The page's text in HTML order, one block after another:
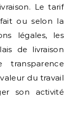
Le tarif
ou selon la
légales, les
de livraison
du travail
son activité